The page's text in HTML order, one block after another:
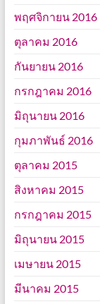
พฤศจิกายน 2016
ตุลาคม 2016
กันยายน 2016
กรกฎาคม 2016
มิถุนายน 2016
กุมภาพันธ์ 2016
ตุลาคม 2015
สิงหาคม 2015
กรกฎาคม 2015
มิถุนายน 2015
เมษายน 2015
มีนาคม 2015